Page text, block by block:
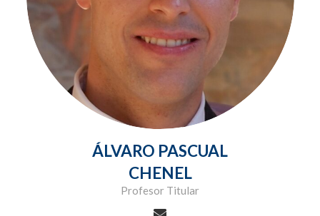
ÁLVARO PASCUAL
CHENEL
Profesor Titular